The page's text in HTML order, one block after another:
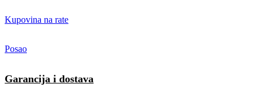
Kupovina na rate
Posao
Garancija i dostava